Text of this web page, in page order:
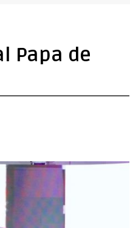
Papa de